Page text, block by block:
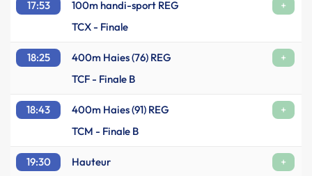
17:53 100m handi-sport REG
+
TCX - Finale
18:25 400m Haies (76) REG
+
TCF - Finale B
18:43 400m Haies (91) REG
+
TCM - Finale B
19:30 Hauteur
+